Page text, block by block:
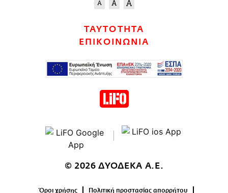
ΤΑΥΤΟΤΗΤΑ
ΕΠΙΚΟΙΝΩΝΙΑ
© 2026 ΔΥΟΔΕΚΑ Α.Ε.
Όροι χρήσης Πολιτική προστασίας απορρήτου